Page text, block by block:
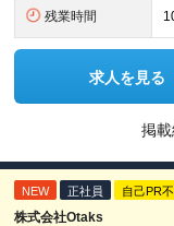
残業時間
求人を見る
掲載
NEW 正社員 自己PR
株式会社Otaks